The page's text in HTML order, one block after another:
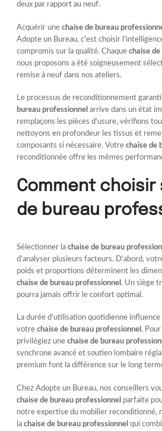
deux par rapport au neuf.
Acquérir unechaise de bureau
Adopte un Bureau, c'est choisir
compromis sur la qualité. Chaquechaise
nous proposons a été soigneusement
remise à neuf dans nos ateliers.
Le processus de reconditionnement
bureau professionnel arrive dans un état
remplaçons les pièces d'usure, vérifions
nettoyons en profondeur les tissus et
composants si nécessaire. Votrechaise de
reconditionnée offre les mêmes
Comment choisir
de bureau
Sélectionner lachaise de bureau
d'analyser plusieurs facteurs. D'abord,
poids et proportions déterminent les
chaise de bureau professionnel. Un siège
pourra jamais offrir le confort optimal.
La durée d'utilisation quotidienne
votrechaise de bureau professionnel.
privilégiez unechaise de bureau
synchrone avancé et soutien lombaire
premium font la différence sur le long
Chez Adopte un Bureau, nos conseillers
chaise de bureau professionnel parfaite
notre expertise du mobilier reconditionné,
lachaise de bureau professionnel qui